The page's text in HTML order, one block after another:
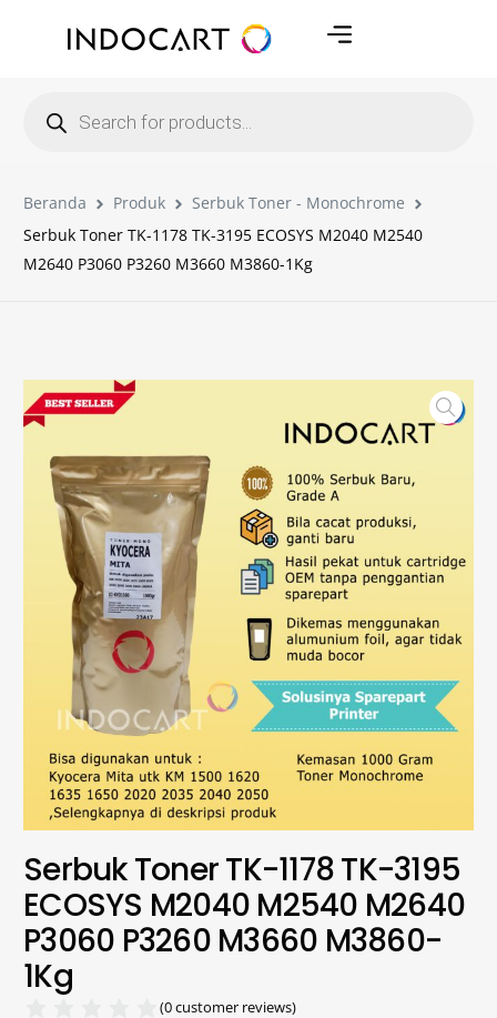
Beranda Produk
Serbuk Toner - Monochrome
Serbuk Toner TK-1178 TK-3195 ECOSYS M2040 M2540
M2640 P3060 P3260 M3660 M3860-1Kg
Serbuk Toner TK-1178 TK-3195
ECOSYS M2040 M2540 M2640
P3060 P3260 M3660 M3860-
1Kg
(0customer reviews)